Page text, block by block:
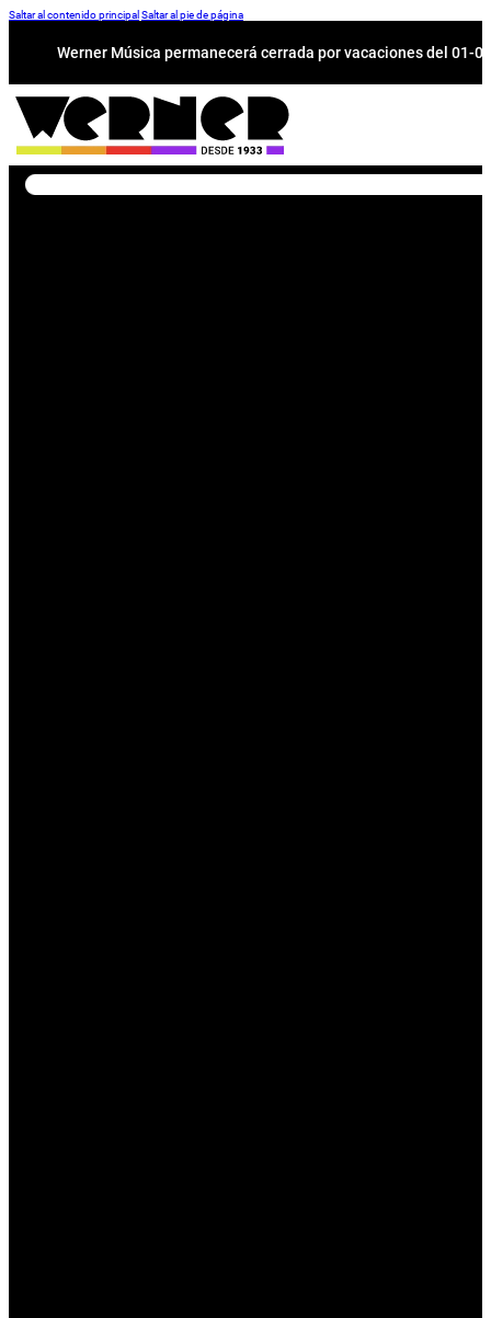
Saltar al contenido principal Saltar al pie de página
Werner Música permanecerá cerrada por vacaciones del 01-
Buscar